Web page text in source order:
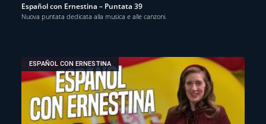
Español con Ernestina – Puntata 39
Nuova puntata dedicata alla musica e alle canzoni.
ESPAÑOL CON ERNESTINA